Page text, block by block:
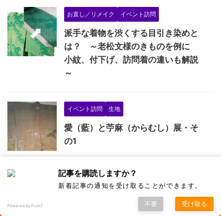
お直し／リメイク イベント訪問
派手な着物を渋くする目引き染めと
は？ ～老松文様のきものを例に
小紋、付下げ、訪問着の違いも解説
～
イベント訪問 生地
愛（藍）と苧麻（からむし）展・そ
の1
イベント訪問
平安朝雅楽とピアノの調べを楽しむ
記事を購読しますか？
新着記事の通知を受け取ることができます。
Powered by Push7 不要 受け取る